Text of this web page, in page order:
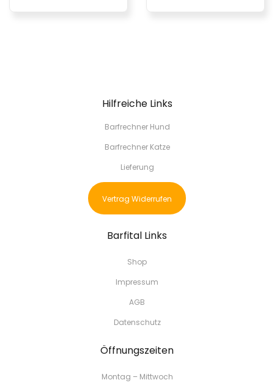
Hilfreiche Links
Barfrechner Hund
Barfrechner Katze
Lieferung
Vertrag Widerrufen
Barfital Links
Shop
Impressum
AGB
Datenschutz
Öffnungszeiten
Montag – Mittwoch